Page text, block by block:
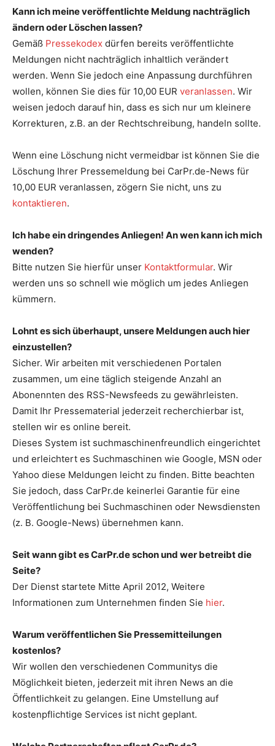
Kann ich meine veröffentlichte Meldung nachträglich
ändern oder Löschen lassen?
Gemäß Pressekodex dürfen bereits veröffentlichte
Meldungen nicht nachträglich inhaltlich verändert
werden. Wenn Sie jedoch eine Anpassung durchführen
wollen, können Sie dies für 10,00 EUR veranlassen. Wir
weisen jedoch darauf hin, dass es sich nur um kleinere
Korrekturen, z.B. an der Rechtschreibung, handeln sollte.
Wenn eine Löschung nicht vermeidbar ist können Sie die
Löschung Ihrer Pressemeldung bei CarPr.de-News für
10,00 EUR veranlassen, zögern Sie nicht, uns zu
kontaktieren.
Ich habe ein dringendes Anliegen! An wen kann ich mich
wenden?
Bitte nutzen Sie hierfür unser Kontaktformular. Wir
werden uns so schnell wie möglich um jedes Anliegen
kümmern.
Lohnt es sich überhaupt, unsere Meldungen auch hier
einzustellen?
Sicher. Wir arbeiten mit verschiedenen Portalen
zusammen, um eine täglich steigende Anzahl an
Abonennten des RSS-Newsfeeds zu gewährleisten.
Damit Ihr Pressematerial jederzeit recherchierbar ist,
stellen wir es online bereit.
Dieses System ist suchmaschinenfreundlich eingerichtet
und erleichtert es Suchmaschinen wie Google, MSN oder
Yahoo diese Meldungen leicht zu finden. Bitte beachten
Sie jedoch, dass CarPr.de keinerlei Garantie für eine
Veröffentlichung bei Suchmaschinen oder Newsdiensten
(z. B. Google-News) übernehmen kann.
Seit wann gibt es CarPr.de schon und wer betreibt die
Seite?
Der Dienst startete Mitte April 2012, Weitere
Informationen zum Unternehmen finden Sie hier.
Warum veröffentlichen Sie Pressemitteilungen
kostenlos?
Wir wollen den verschiedenen Communitys die
Möglichkeit bieten, jederzeit mit ihren News an die
Öffentlichkeit zu gelangen. Eine Umstellung auf
kostenpflichtige Services ist nicht geplant.